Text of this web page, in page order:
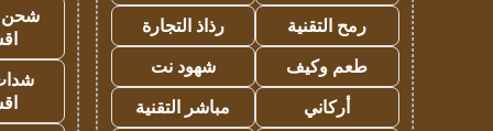
رمح التقنية
رذاذ التجارة
طعم وكيف
شهود نت
أركاني
مباشر التقنية
شحن